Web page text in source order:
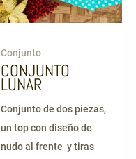
Conjunto
CONJUNTO
LUNAR
Conjunto de dos piezas,
un top con diseño de
nudo al frente y tiras